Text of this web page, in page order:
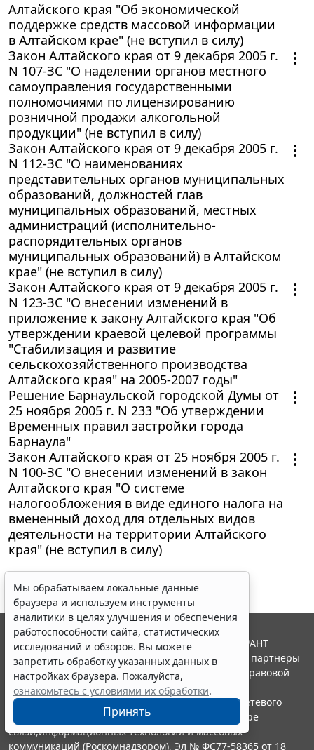
Алтайского края "Об экономической
поддержке средств массовой информации
в Алтайском крае" (не вступил в силу)
Закон Алтайского края от 9 декабря 2005 г.
N 107-ЗС "О наделении органов местного
самоуправления государственными
полномочиями по лицензированию
розничной продажи алкогольной
продукции" (не вступил в силу)
Закон Алтайского края от 9 декабря 2005 г.
N 112-ЗС "О наименованиях
представительных органов муниципальных
образований, должностей глав
муниципальных образований, местных
администраций (исполнительно-
распорядительных органов
муниципальных образований) в Алтайском
крае" (не вступил в силу)
Закон Алтайского края от 9 декабря 2005 г.
N 123-ЗС "О внесении изменений в
приложение к закону Алтайского края "Об
утверждении краевой целевой программы
"Стабилизация и развитие
сельскохозяйственного производства
Алтайского края" на 2005-2007 годы"
Решение Барнаульской городской Думы от
25 ноября 2005 г. N 233 "Об утверждении
Временных правил застройки города
Барнаула"
Закон Алтайского края от 25 ноября 2005 г.
N 100-ЗС "О внесении изменений в закон
Алтайского края "О системе
налогообложения в виде единого налога на
вмененный доход для отдельных видов
деятельности на территории Алтайского
края" (не вступил в силу)
Мы обрабатываем локальные данные
браузера и используем инструменты
аналитики в целях улучшения и обеспечения
работоспособности сайта, статистических
исследований и обзоров. Вы можете
запретить обработку указанных данных в
настройках браузера. Пожалуйста,
ознакомьтесь с условиями их обработки.
Принять
© ООО "НПП "ГАРАНТ-СЕРВИС", 2026. Система ГАРАНТ
выпускается с 1990 года. Компания "Гарант" и ее партнеры
являются участниками Российской ассоциации правовой
информации ГАРАНТ.
Портал ГАРАНТ.РУ зарегистрирован в качестве сетевого
издания Федеральной службой по надзору в сфере
связи,информационных технологий и массовых
коммуникаций (Роскомнадзором), Эл № ФС77-58365 от 18